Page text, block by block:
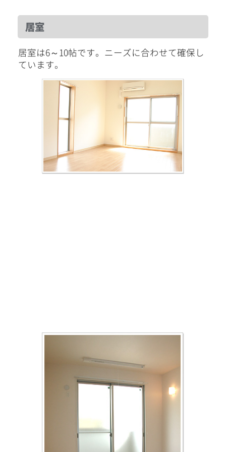
居室
居室は6～10帖です。ニーズに合わせて確保し
ています。